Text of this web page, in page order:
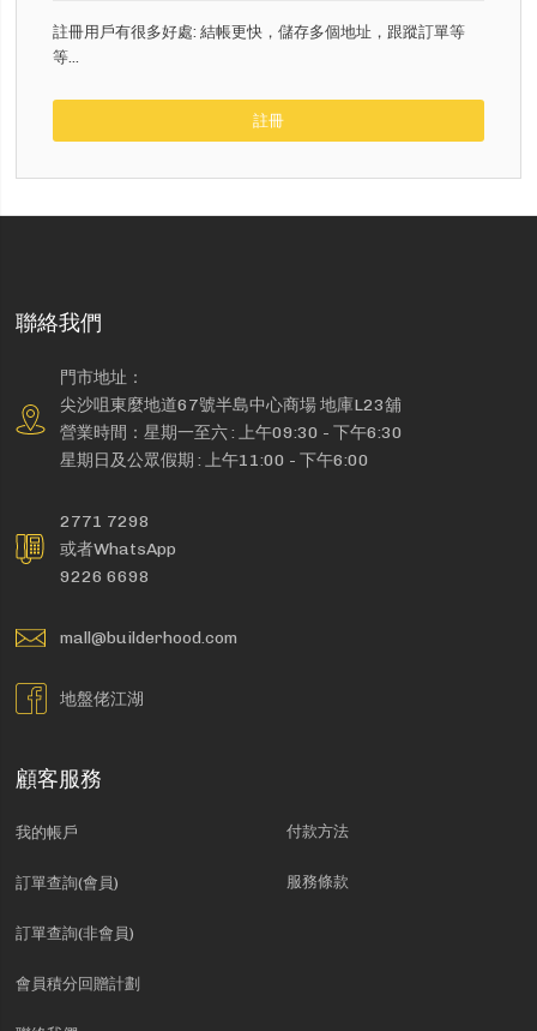
註冊用戶有很多好處: 結帳更快，儲存多個地址，跟蹤訂單等
等...
註冊
聯絡我們
門市地址：
尖沙咀東麼地道67號半島中心商場 地庫L23舖
營業時間：星期一至六 : 上午09:30 - 下午6:30
星期日及公眾假期 : 上午11:00 - 下午6:00
2771 7298
或者WhatsApp
9226 6698
mall@builderhood.com
地盤佬江湖
顧客服務
我的帳戶
訂單查詢(會員)
訂單查詢(非會員)
會員積分回贈計劃
付款方法
服務條款